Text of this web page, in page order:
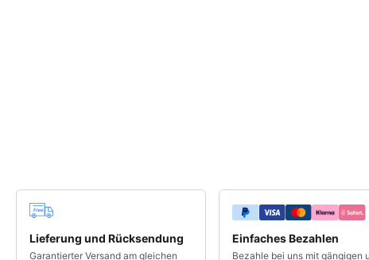
Lieferung und Rücksendung
Garantierter Versand am gleichen
Einfaches Bezahlen
Bezahle bei uns mit gängigen